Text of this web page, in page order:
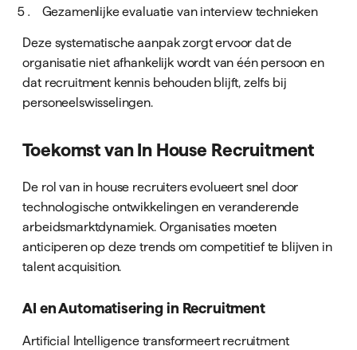
Gezamenlijke evaluatie van interview technieken
Deze systematische aanpak zorgt ervoor dat de
organisatie niet afhankelijk wordt van één persoon en
dat recruitment kennis behouden blijft, zelfs bij
personeelswisselingen.
Toekomst van In House Recruitment
De rol van in house recruiters evolueert snel door
technologische ontwikkelingen en veranderende
arbeidsmarktdynamiek. Organisaties moeten
anticiperen op deze trends om competitief te blijven in
talent acquisition.
AI en Automatisering in Recruitment
Artificial Intelligence transformeert recruitment